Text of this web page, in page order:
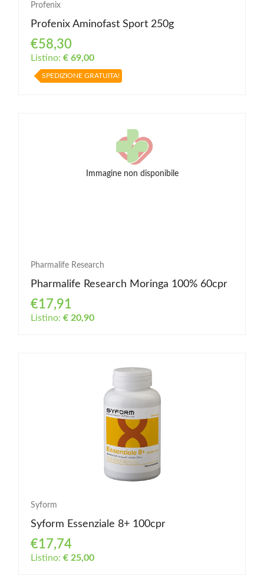
Profenix
Profenix Aminofast Sport 250g
€58,30
Listino: € 69,00
SPEDIZIONE GRATUITA!
Immagine non disponibile
Pharmalife Research
Pharmalife Research Moringa 100% 60cpr
€17,91
Listino: € 20,90
Syform
Syform Essenziale 8+ 100cpr
€17,74
Listino: € 25,00